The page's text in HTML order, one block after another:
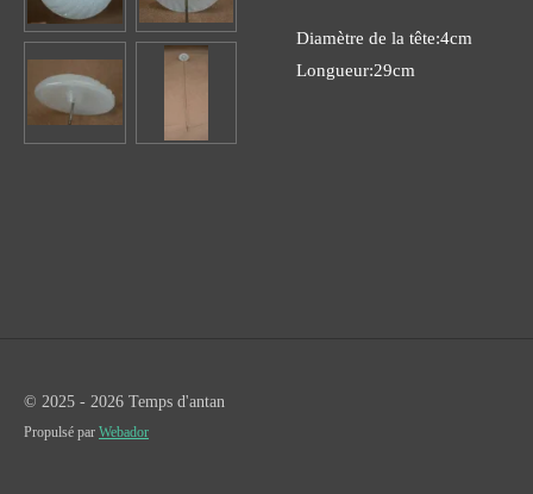
Diamètre de la tête:4cm
Longueur:29cm
© 2025 - 2026 Temps d'antan
Propulsé par Webador